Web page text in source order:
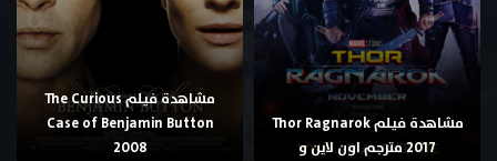
مشاهدة فيلم Thor Ragnarok
2017 مترجم اون لاين و
مشاهدة فيلم The Curious
Case of Benjamin Button
2008